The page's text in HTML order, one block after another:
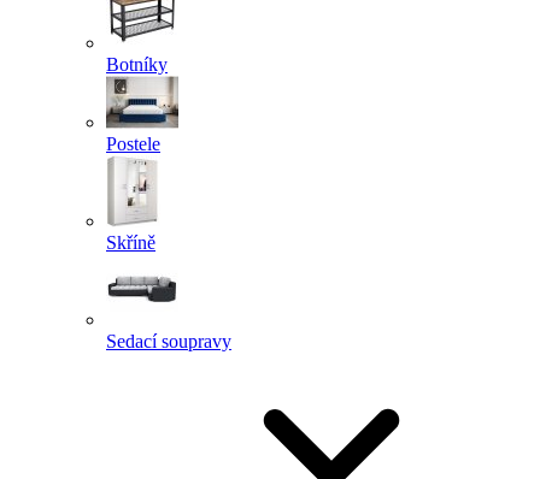
Botníky
Postele
Skříně
Sedací soupravy